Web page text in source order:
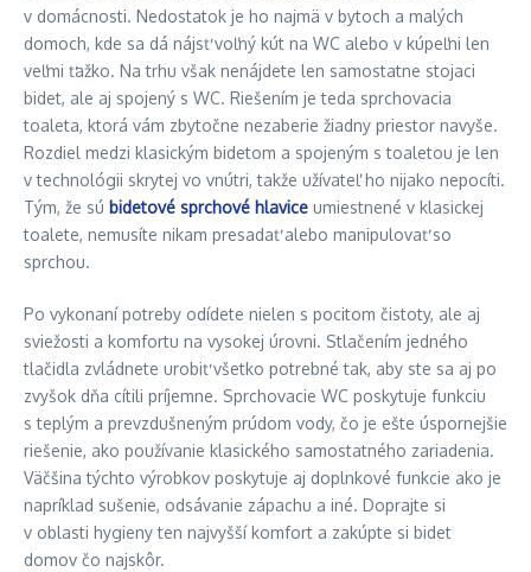
v domácnosti. Nedostatok je ho najmä v bytoch a malých
domoch, kde sa dá nájsť voľný kút na WC alebo v kúpeľni len
veľmi ťažko. Na trhu však nenájdete len samostatne stojaci
bidet, ale aj spojený s WC. Riešením je teda sprchovacia
toaleta, ktorá vám zbytočne nezaberie žiadny priestor navyše.
Rozdiel medzi klasickým bidetom a spojeným s toaletou je len
v technológii skrytej vo vnútri, takže užívateľ ho nijako nepocíti.
Tým, že sú bidetové sprchové hlavice umiestnené v klasickej
toalete, nemusíte nikam presadať alebo manipulovať so
sprchou.
Po vykonaní potreby odídete nielen s pocitom čistoty, ale aj
sviežosti a komfortu na vysokej úrovni. Stlačením jedného
tlačidla zvládnete urobiť všetko potrebné tak, aby ste sa aj po
zvyšok dňa cítili príjemne. Sprchovacie WC poskytuje funkciu
s teplým a prevzdušneným prúdom vody, čo je ešte úspornejšie
riešenie, ako používanie klasického samostatného zariadenia.
Väčšina týchto výrobkov poskytuje aj doplnkové funkcie ako je
napríklad sušenie, odsávanie zápachu a iné. Doprajte si
v oblasti hygieny ten najvyšší komfort a zakúpte si bidet
domov čo najskôr.